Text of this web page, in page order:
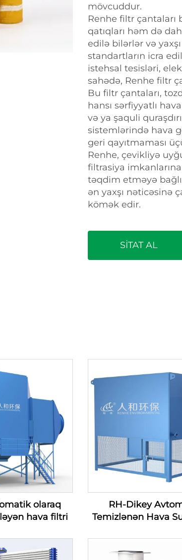
mövcuddur.
Renhe filtr
qatıqları həm də
edilə bilərlər və
standartların icra
istehsal tesisləri,
sahədə, Renhe filtr
Bu filtr çantaları,
hansı sərfiyyatlı
və ya şaquli
sistemlərində hava
geri qayıtmaması
Renhe, çevikliyə
filtrasiya
təqdim etməyə
ən yaxşı nəticəsinə
kömək edir.
SİTAT AL
olaraq
hava filtri
RH-Dikey
Temizlənən Hava
Daxilolmaq Filtri
(100-1200m3/